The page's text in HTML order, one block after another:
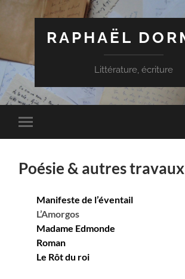
RAPHAËL
Littérature, écriture
Toggle
mobile
Poésie & autres travaux
Manifeste de l’éventail
L’Amorgos
Madame Edmonde
Roman
Le Rôt du roi